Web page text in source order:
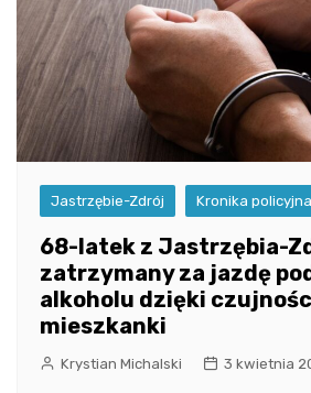
Jastrzębie-Zdrój Kronika policyjna
68-latek z Jastrzębia-
zatrzymany za jazdę
alkoholu dzięki
mieszkanki
Krystian Michalski 3 kwietnia